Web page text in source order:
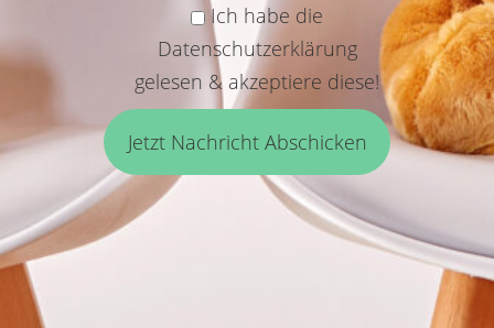
Ich habe die
Datenschutzerklärung
gelesen & akzeptiere diese!